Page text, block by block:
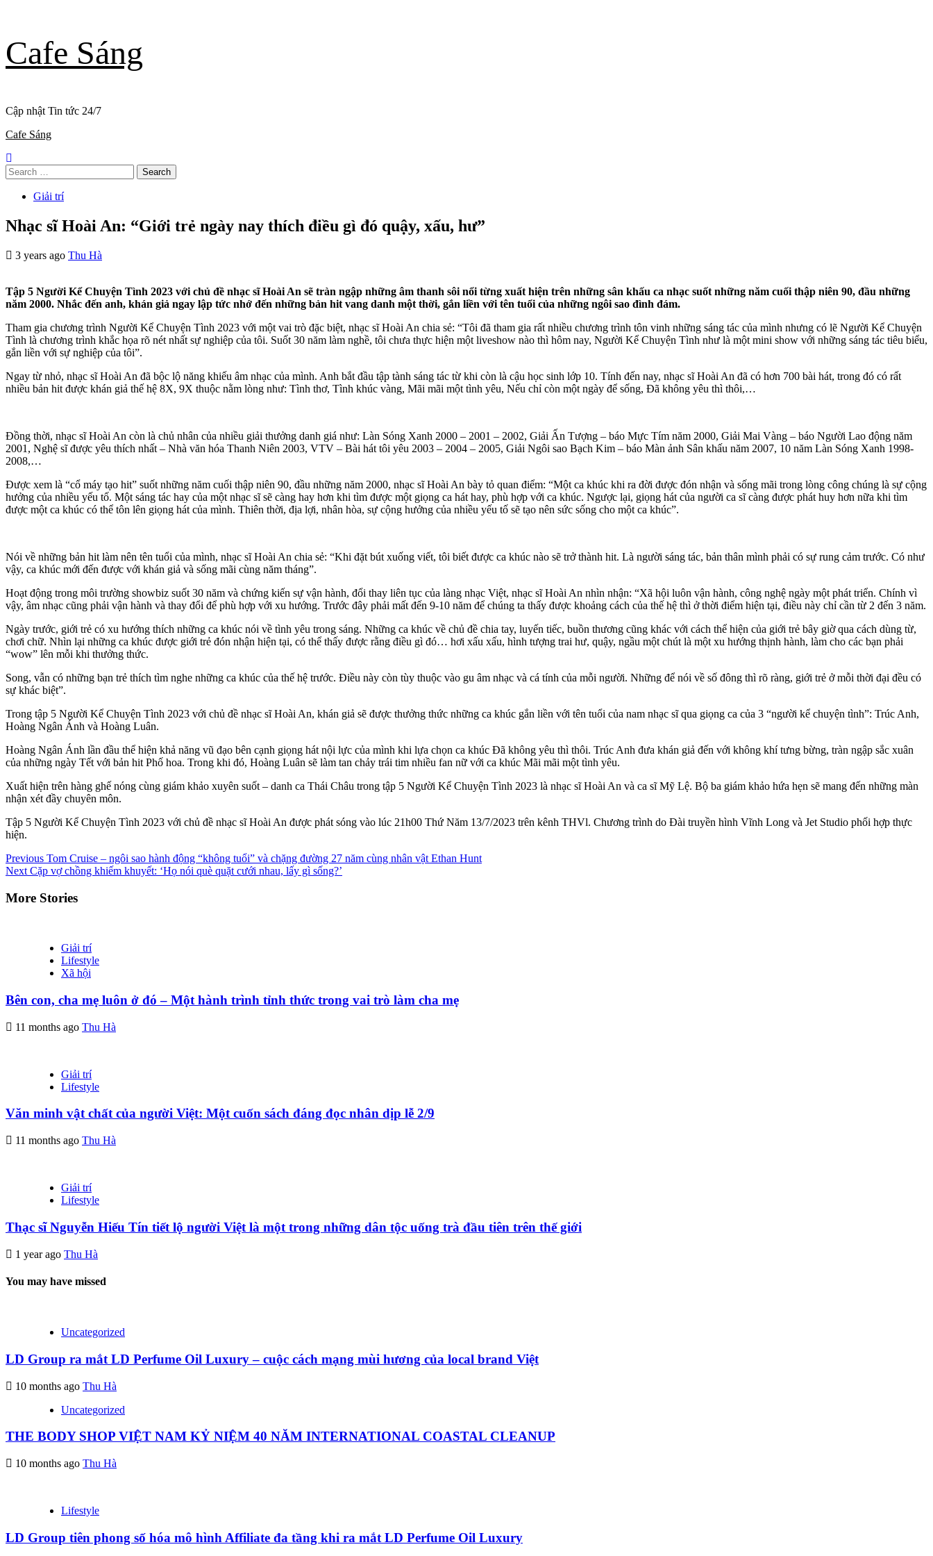
to
content
Cafe Sáng
Cập nhật Tin tức 24/7
Primary
Cafe Sáng
Search
for:
Giải trí
Nhạc sĩ Hoài An: “Giới trẻ ngày nay thích điều gì đó quậy, xấu, hư”
3 years ago Thu Hà
Tập 5 Người Kể Chuyện Tình 2023 với chủ đề nhạc sĩ Hoài An sẽ tràn ngập những âm thanh sôi nổi từng xuất hiện trên những sân khấu ca nhạc suốt những năm cuối thập niên 90, đầu những
năm 2000. Nhắc đến anh, khán giả ngay lập tức nhớ đến những bản hit vang danh một thời, gắn liền với tên tuổi của những ngôi sao đình đám.
Tham gia chương trình Người Kể Chuyện Tình 2023 với một vai trò đặc biệt, nhạc sĩ Hoài An chia sẻ: “Tôi đã tham gia rất nhiều chương trình tôn vinh những sáng tác của mình nhưng có lẽ Người Kể Chuyện
Tình là chương trình khắc họa rõ nét nhất sự nghiệp của tôi. Suốt 30 năm làm nghề, tôi chưa thực hiện một liveshow nào thì hôm nay, Người Kể Chuyện Tình như là một mini show với những sáng tác tiêu biểu,
gắn liền với sự nghiệp của tôi”.
Ngay từ nhỏ, nhạc sĩ Hoài An đã bộc lộ năng khiếu âm nhạc của mình. Anh bắt đầu tập tành sáng tác từ khi còn là cậu học sinh lớp 10. Tính đến nay, nhạc sĩ Hoài An đã có hơn 700 bài hát, trong đó có rất
nhiều bản hit được khán giả thế hệ 8X, 9X thuộc nằm lòng như: Tình thơ, Tình khúc vàng, Mãi mãi một tình yêu, Nếu chỉ còn một ngày để sống, Đã không yêu thì thôi,…
Đồng thời, nhạc sĩ Hoài An còn là chủ nhân của nhiều giải thưởng danh giá như: Làn Sóng Xanh 2000 – 2001 – 2002, Giải Ấn Tượng – báo Mực Tím năm 2000, Giải Mai Vàng – báo Người Lao động năm
2001, Nghệ sĩ được yêu thích nhất – Nhà văn hóa Thanh Niên 2003, VTV – Bài hát tôi yêu 2003 – 2004 – 2005, Giải Ngôi sao Bạch Kim – báo Màn ảnh Sân khấu năm 2007, 10 năm Làn Sóng Xanh 1998-
2008,…
Được xem là “cổ máy tạo hit” suốt những năm cuối thập niên 90, đầu những năm 2000, nhạc sĩ Hoài An bày tỏ quan điểm: “Một ca khúc khi ra đời được đón nhận và sống mãi trong lòng công chúng là sự cộng
hưởng của nhiều yếu tố. Một sáng tác hay của một nhạc sĩ sẽ càng hay hơn khi tìm được một giọng ca hát hay, phù hợp với ca khúc. Ngược lại, giọng hát của người ca sĩ càng được phát huy hơn nữa khi tìm
được một ca khúc có thể tôn lên giọng hát của mình. Thiên thời, địa lợi, nhân hòa, sự cộng hưởng của nhiều yếu tố sẽ tạo nên sức sống cho một ca khúc”.
Nói về những bản hit làm nên tên tuổi của mình, nhạc sĩ Hoài An chia sẻ: “Khi đặt bút xuống viết, tôi biết được ca khúc nào sẽ trở thành hit. Là người sáng tác, bản thân mình phải có sự rung cảm trước. Có như
vậy, ca khúc mới đến được với khán giả và sống mãi cùng năm tháng”.
Hoạt động trong môi trường showbiz suốt 30 năm và chứng kiến sự vận hành, đổi thay liên tục của làng nhạc Việt, nhạc sĩ Hoài An nhìn nhận: “Xã hội luôn vận hành, công nghệ ngày một phát triển. Chính vì
vậy, âm nhạc cũng phải vận hành và thay đổi để phù hợp với xu hướng. Trước đây phải mất đến 9-10 năm để chúng ta thấy được khoảng cách của thế hệ thì ở thời điểm hiện tại, điều này chỉ cần từ 2 đến 3 năm.
Ngày trước, giới trẻ có xu hướng thích những ca khúc nói về tình yêu trong sáng. Những ca khúc về chủ đề chia tay, luyến tiếc, buồn thương cũng khác với cách thể hiện của giới trẻ bây giờ qua cách dùng từ,
chơi chữ. Nhìn lại những ca khúc được giới trẻ đón nhận hiện tại, có thể thấy được rằng điều gì đó… hơi xấu xấu, hình tượng trai hư, quậy, ngầu một chút là một xu hướng thịnh hành, làm cho các bạn phải
“wow” lên mỗi khi thưởng thức.
Song, vẫn có những bạn trẻ thích tìm nghe những ca khúc của thế hệ trước. Điều này còn tùy thuộc vào gu âm nhạc và cá tính của mỗi người. Những để nói về số đông thì rõ ràng, giới trẻ ở mỗi thời đại đều có
sự khác biệt”.
Trong tập 5 Người Kể Chuyện Tình 2023 với chủ đề nhạc sĩ Hoài An, khán giả sẽ được thưởng thức những ca khúc gắn liền với tên tuổi của nam nhạc sĩ qua giọng ca của 3 “người kể chuyện tình”: Trúc Anh,
Hoàng Ngân Ánh và Hoàng Luân.
Hoàng Ngân Ánh lần đầu thể hiện khả năng vũ đạo bên cạnh giọng hát nội lực của mình khi lựa chọn ca khúc Đã không yêu thì thôi. Trúc Anh đưa khán giả đến với không khí tưng bừng, tràn ngập sắc xuân
của những ngày Tết với bản hit Phố hoa. Trong khi đó, Hoàng Luân sẽ làm tan chảy trái tim nhiều fan nữ với ca khúc Mãi mãi một tình yêu.
Xuất hiện trên hàng ghế nóng cùng giám khảo xuyên suốt – danh ca Thái Châu trong tập 5 Người Kể Chuyện Tình 2023 là nhạc sĩ Hoài An và ca sĩ Mỹ Lệ. Bộ ba giám khảo hứa hẹn sẽ mang đến những màn
nhận xét đầy chuyên môn.
Tập 5 Người Kể Chuyện Tình 2023 với chủ đề nhạc sĩ Hoài An được phát sóng vào lúc 21h00 Thứ Năm 13/7/2023 trên kênh THVl. Chương trình do Đài truyền hình Vĩnh Long và Jet Studio phối hợp thực
hiện.
Continue
Reading
Previous Tom Cruise – ngôi sao hành động “không tuổi” và chặng đường 27 năm cùng nhân vật Ethan Hunt
Next Cặp vợ chồng khiếm khuyết: ‘Họ nói què quặt cưới nhau, lấy gì sống?’
More Stories
Giải trí
Lifestyle
Xã hội
Bên con, cha mẹ luôn ở đó – Một hành trình tỉnh thức trong vai trò làm cha mẹ
11 months ago Thu Hà
Giải trí
Lifestyle
Văn minh vật chất của người Việt: Một cuốn sách đáng đọc nhân dịp lễ 2/9
11 months ago Thu Hà
Giải trí
Lifestyle
Thạc sĩ Nguyễn Hiếu Tín tiết lộ người Việt là một trong những dân tộc uống trà đầu tiên trên thế giới
1 year ago Thu Hà
You may have missed
Uncategorized
LD Group ra mắt LD Perfume Oil Luxury – cuộc cách mạng mùi hương của local brand Việt
10 months ago Thu Hà
Uncategorized
THE BODY SHOP VIỆT NAM KỶ NIỆM 40 NĂM INTERNATIONAL COASTAL CLEANUP
10 months ago Thu Hà
Lifestyle
LD Group tiên phong số hóa mô hình Affiliate đa tầng khi ra mắt LD Perfume Oil Luxury